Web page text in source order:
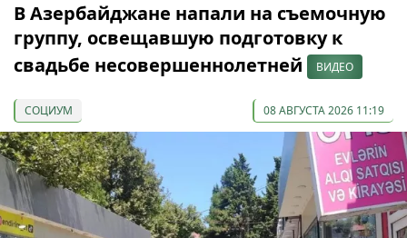
В Азербайджане напали на съемочную
группу, освещавшую подготовку к
свадьбе несовершеннолетней
ВИДЕО
СОЦИУМ 08 АВГУСТА 2026 11:19